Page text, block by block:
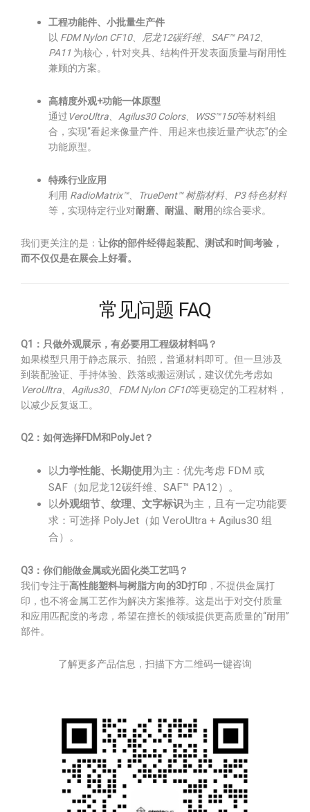
工程功能件、小批量生产件
以 FDM Nylon CF10、尼龙12碳纤维、SAF™ PA12、
PA11 为核心，针对夹具、结构件开发表面质量与耐用性
兼顾的方案。
高精度外观+功能一体原型
通过VeroUltra、Agilus30 Colors、WSS™150等材料组
合，实现“看起来像量产件、用起来也接近量产状态”的全
功能原型。
特殊行业应用
利用 RadioMatrix™、TrueDent™ 树脂材料、P3 特色材料
等，实现特定行业对耐磨、耐温、耐用的综合要求。
我们更关注的是： 让你的部件经得起装配、测试和时间考验，
而不仅仅是在展会上好看。
常见问题 FAQ
Q1：只做外观展示，有必要用工程级材料吗？
如果模型只用于静态展示、拍照，普通材料即可。但一旦涉及
到装配验证、手持体验、跌落或搬运测试，建议优先考虑如
VeroUltra、Agilus30、FDM Nylon CF10等更稳定的工程材料，
以减少反复返工。
Q2：如何选择FDM和PolyJet？
以力学性能、长期使用为主：优先考虑 FDM 或
SAF（如尼龙12碳纤维、SAF™ PA12）。
以外观细节、纹理、文字标识为主，且有一定功能要
求：可选择 PolyJet（如 VeroUltra + Agilus30 组
合）。
Q3：你们能做金属或光固化类工艺吗？
我们专注于高性能塑料与树脂方向的3D打印 ，不提供金属打
印，也不将金属工艺作为解决方案推荐。这是出于对交付质量
和应用匹配度的考虑，希望在擅长的领域提供更高质量的“耐用”
部件。
了解更多产品信息，扫描下方二维码一键咨询